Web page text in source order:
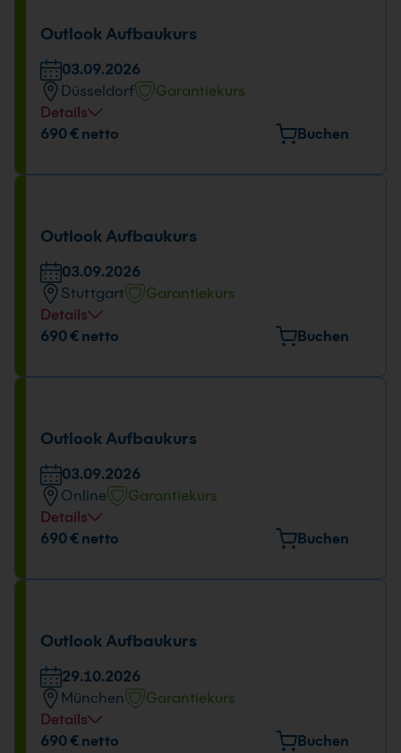
Outlook Aufbaukurs
03.09.2026
Düsseldorf
Garantiekurs
Details
Veranstaltungsort
03.09.2026
690 € netto Buchen
Outlook Aufbaukurs
03.09.2026
Stuttgart
Garantiekurs
Details
Veranstaltungsort
03.09.2026
690 € netto Buchen
Outlook Aufbaukurs
03.09.2026
Online
Garantiekurs
Details
Tage und Uhrzeit
690 € netto Buchen
Outlook Aufbaukurs
29.10.2026
München
Garantiekurs
Details
Veranstaltungsort
690 € netto Buchen